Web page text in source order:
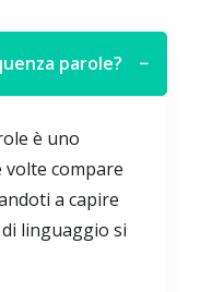
parole? −
è uno
compare
a capire
linguaggio si